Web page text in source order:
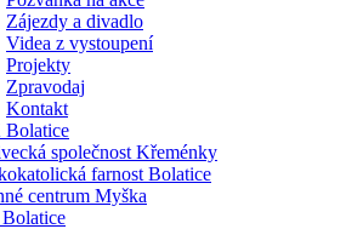
Zájezdy a divadlo
Videa z vystoupení
Projekty
Zpravodaj
Kontakt
společnost Křeménky
farnost Bolatice
centrum Myška